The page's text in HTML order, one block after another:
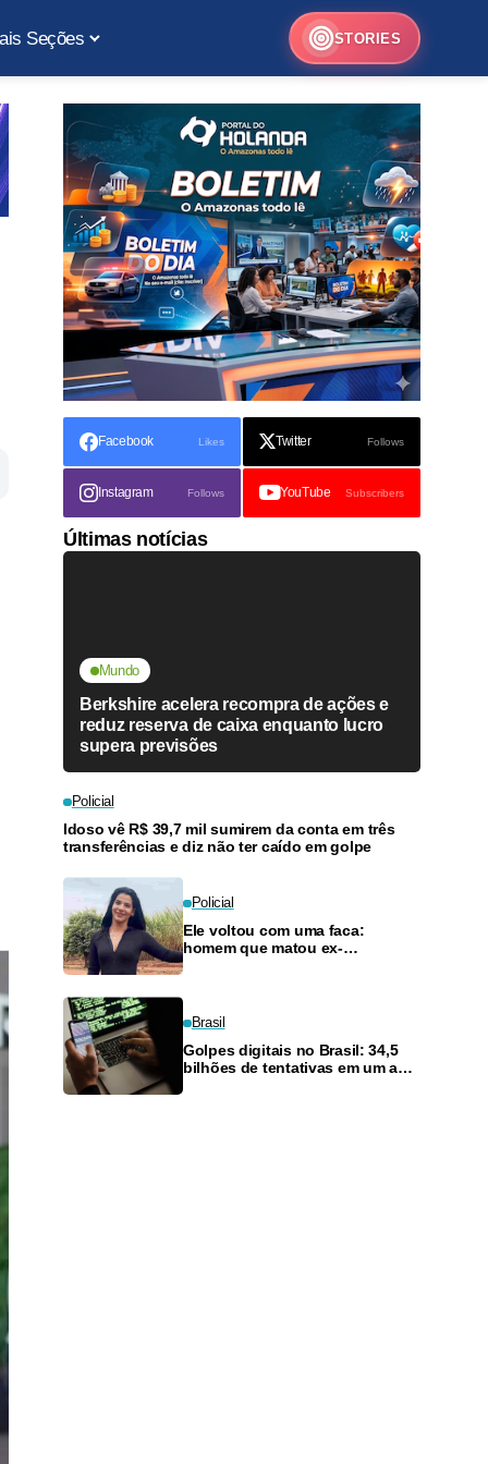
Seções STORIES
Facebook Likes Twitter Follows
Instagram Follows YouTube Subscribers
Últimas notícias
Mundo
Berkshire acelera recompra de ações e
reduz reserva de caixa enquanto lucro
supera previsões
Policial
Idoso vê R$ 39,7 mil sumirem da conta em três
transferências e diz não ter caído em golpe
Policial
Ele voltou com uma faca:
homem que matou ex-
Brasil
Golpes digitais no Brasil: 34,5
bilhões de tentativas em um ano